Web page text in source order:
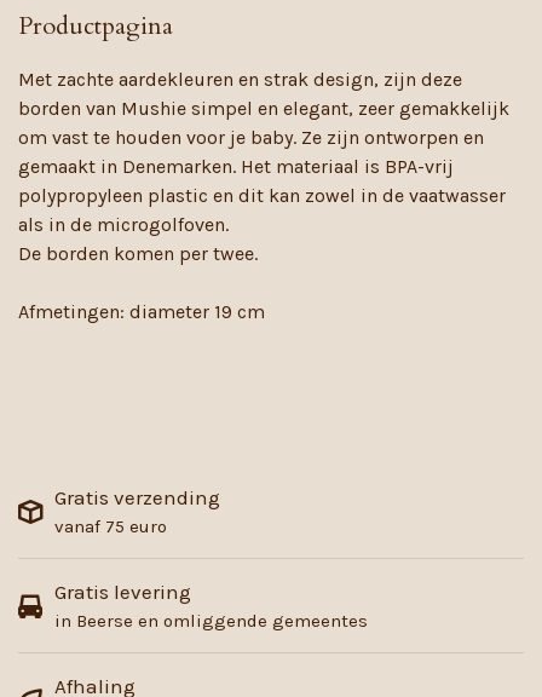
Productpagina
Met zachte aardekleuren en strak design, zijn deze
borden van Mushie simpel en elegant, zeer gemakkelijk
om vast te houden voor je baby. Ze zijn ontworpen en
gemaakt in Denemarken. Het materiaal is BPA-vrij
polypropyleen plastic en dit kan zowel in de vaatwasser
als in de microgolfoven.
De borden komen per twee.
Afmetingen: diameter 19 cm
Gratis verzending
vanaf 75 euro
Gratis levering
in Beerse en omliggende gemeentes
Afhaling